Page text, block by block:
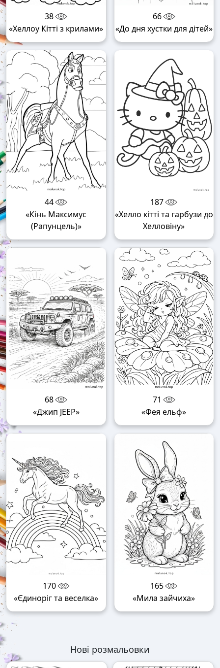
38
«Хеллоу Кітті з крилами»
66
«До дня хустки для дітей»
44
«Кінь Максимус
(Рапунцель)»
187
«Хелло кітті та гарбузи до
Хелловіну»
68
«Джип JEEP»
71
«Фея ельф»
170
«Єдиноріг та веселка»
165
«Мила зайчиха»
Нові розмальовки